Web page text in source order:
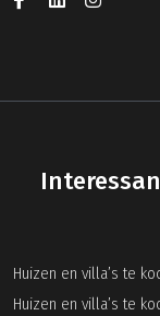
Huizen en villa’s te
Huizen en villa’s te